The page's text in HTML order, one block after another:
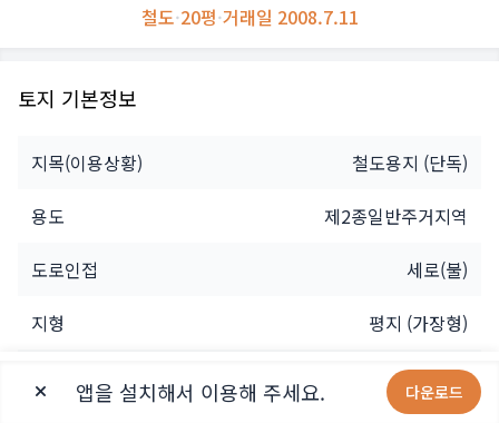
철도·20평·거래일 2008.7.11
토지 기본정보
지목(이용상황) 철도용지 (단독)
용도
제2종일반주거지역
도로인접
세로(불)
지형
평지 (가장형)
법인
내땅등록 관심등록
앱을 설치해서 이용해 주세요. 다운로드